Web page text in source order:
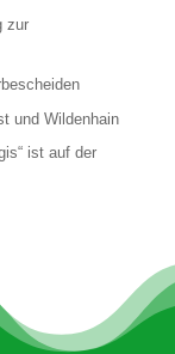
zur
und Wildenhain
ist auf der